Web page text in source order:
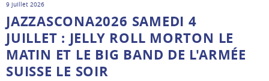
9 juillet 2026
JAZZASCONA2026 SAMEDI 4
JUILLET : JELLY ROLL MORTON LE
MATIN ET LE BIG BAND DE L'ARMÉE
SUISSE LE SOIR